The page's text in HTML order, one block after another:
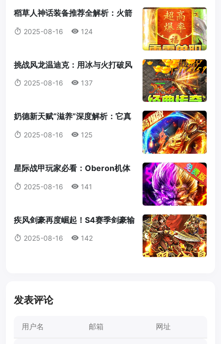
稻草人神话装备推荐全解析：火箭
腰带为何成为首选？
2025-08-16 124
挑战风龙温迪克：用冰与火打破风
暴统治！
2025-08-16 137
奶德新天赋“滋养”深度解析：它真
的值得我们放弃愈合吗？
2025-08-16 125
星际战甲玩家必看：Oberon机体
蓝图获取全攻略
2025-08-16 141
疾风剑豪再度崛起！S4赛季剑豪输
出机制全解析
2025-08-16 142
发表评论